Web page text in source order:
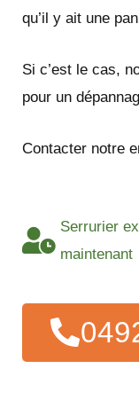
qu’il y ait une
Si c’est le cas,
pour un
Contacter notre
Serrurier
maintenant